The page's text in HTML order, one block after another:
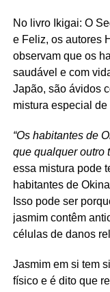
No livro Ikigai: O
e Feliz, os autores
observam que os
saudável e com
Japão, são ávidos
mistura especial
“Os habitantes de
que qualquer outro
essa mistura pode
habitantes de
Isso pode ser
jasmim contêm
células de danos
Jasmim em si tem
físico e é dito que